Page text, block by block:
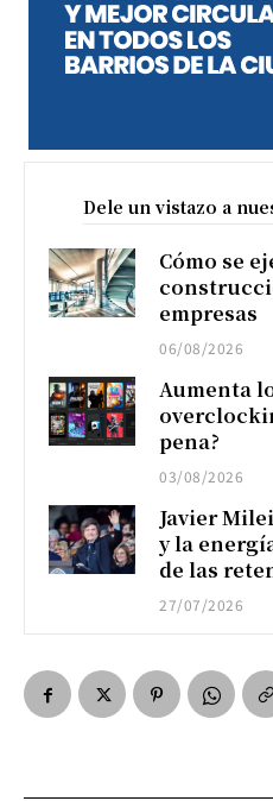
Dele un vistazo a
Cómo se
empresas
06/08/2026
Aumenta
pena?
03/08/2026
Javier
y la
de las
27/07/2026